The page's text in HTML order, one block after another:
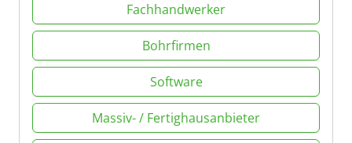
Fachhandwerker
Bohrfirmen
Software
Massiv- / Fertighausanbieter